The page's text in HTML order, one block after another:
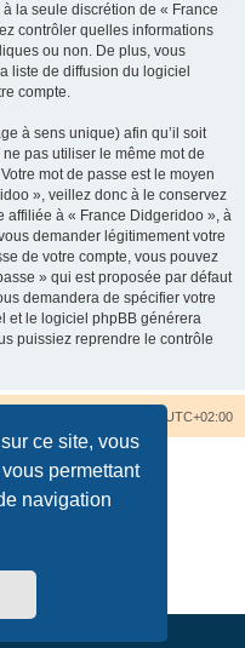
ce site, vous
permettant
navigation
la seule discrétion de « France
contrôler quelles informations
ou non. De plus, vous
liste de diffusion du logiciel
compte.
à sens unique) afin qu’il soit
pas utiliser le même mot de
mot de passe est le moyen
», veillez donc à le conservez
affiliée à « France Didgeridoo », à
demander légitimement votre
de votre compte, vous pouvez
» qui est proposée par défaut
demandera de spécifier votre
et le logiciel phpBB générera
puissiez reprendre le contrôle
UTC+02:00
©